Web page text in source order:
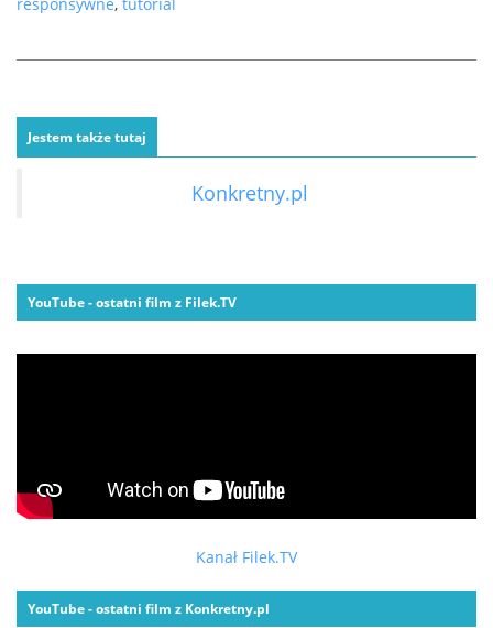
Jestem także tutaj
Konkretny.pl
YouTube - ostatni film z Filek.TV
Kanał Filek.TV
YouTube - ostatni film z Konkretny.pl